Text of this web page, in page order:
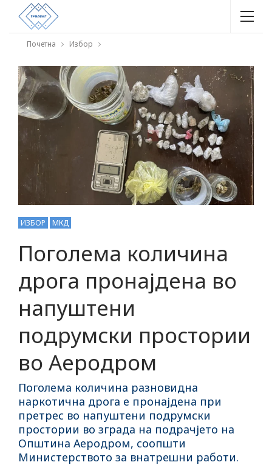
Почетна Избор
ИЗБОР МКД
Поголема количина
дрога пронајдена во
напуштени
подрумски простории
во Аеродром
Поголема количина разновидна
наркотична дрога е пронајдена при
претрес во напуштени подрумски
простории во зграда на подрачјето на
Општина Аеродром, соопшти
Министерството за внатрешни работи.